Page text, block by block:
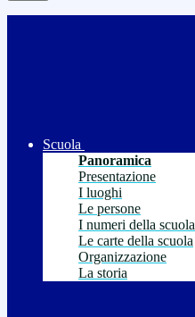
Scuola
Panoramica
Presentazione
I luoghi
Le persone
I numeri della scuola
Le carte della scuola
Organizzazione
La storia